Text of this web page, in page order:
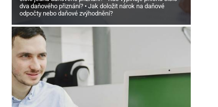
dva daňového přiznání?
Jak doložit nárok na daňové
odpočty nebo daňové zvýhodnění?